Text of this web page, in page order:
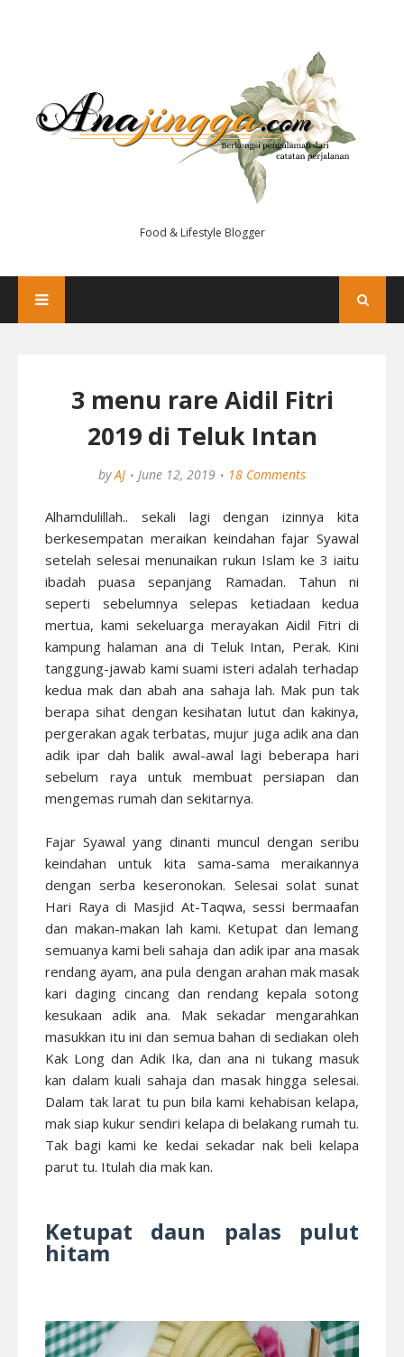
Food & Lifestyle Blogger
3 menu rare Aidil Fitri
2019 di Teluk Intan
by AJ June 12, 2019 18 Comments
Alhamdulillah.. sekali lagi dengan izinnya kita
berkesempatan meraikan keindahan fajar Syawal
setelah selesai menunaikan rukun Islam ke 3 iaitu
ibadah puasa sepanjang Ramadan. Tahun ni
seperti sebelumnya selepas ketiadaan kedua
mertua, kami sekeluarga merayakan Aidil Fitri di
kampung halaman ana di Teluk Intan, Perak. Kini
tanggung-jawab kami suami isteri adalah terhadap
kedua mak dan abah ana sahaja lah. Mak pun tak
berapa sihat dengan kesihatan lutut dan kakinya,
pergerakan agak terbatas, mujur juga adik ana dan
adik ipar dah balik awal-awal lagi beberapa hari
sebelum raya untuk membuat persiapan dan
mengemas rumah dan sekitarnya.
Fajar Syawal yang dinanti muncul dengan seribu
keindahan untuk kita sama-sama meraikannya
dengan serba keseronokan. Selesai solat sunat
Hari Raya di Masjid At-Taqwa, sessi bermaafan
dan makan-makan lah kami. Ketupat dan lemang
semuanya kami beli sahaja dan adik ipar ana masak
rendang ayam, ana pula dengan arahan mak masak
kari daging cincang dan rendang kepala sotong
kesukaan adik ana. Mak sekadar mengarahkan
masukkan itu ini dan semua bahan di sediakan oleh
Kak Long dan Adik Ika, dan ana ni tukang masuk
kan dalam kuali sahaja dan masak hingga selesai.
Dalam tak larat tu pun bila kami kehabisan kelapa,
mak siap kukur sendiri kelapa di belakang rumah tu.
Tak bagi kami ke kedai sekadar nak beli kelapa
parut tu. Itulah dia mak kan.
Ketupat daun palas pulut
hitam